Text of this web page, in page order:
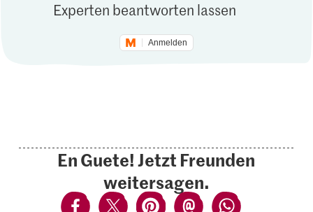
Experten beantworten lassen
Anmelden
En Guete! Jetzt Freunden
weitersagen.